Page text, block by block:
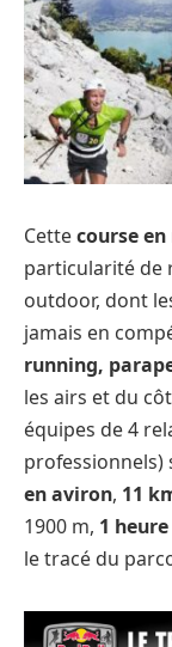
Cettecourse en
particularité de
outdoor, dont
jamais en
running,
les airs et du
équipes de 4
en aviron, 11
1900 m, 1
le tracé du